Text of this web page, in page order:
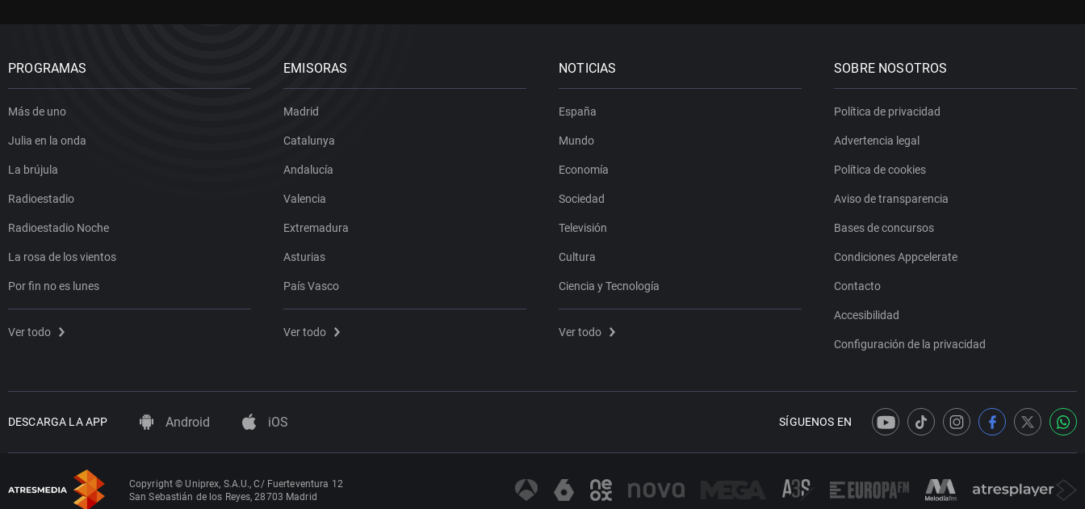
PROGRAMAS
Más de uno
Julia en la onda
La brújula
Radioestadio
Radioestadio Noche
La rosa de los vientos
Por fin no es lunes
Ver todo
EMISORAS
Madrid
Catalunya
Andalucía
Valencia
Extremadura
Asturias
País Vasco
Ver todo
NOTICIAS
España
Mundo
Economía
Sociedad
Televisión
Cultura
Ciencia y Tecnología
Ver todo
SOBRE NOSOTROS
Política de privacidad
Advertencia legal
Política de cookies
Aviso de transparencia
Bases de concursos
Condiciones Appcelerate
Contacto
Accesibilidad
Configuración de la privacidad
DESCARGA LA APP Android iOS SÍGUENOS EN
Copyright © Uniprex, S.A.U., C/ Fuerteventura 12
San Sebastián de los Reyes, 28703 Madrid